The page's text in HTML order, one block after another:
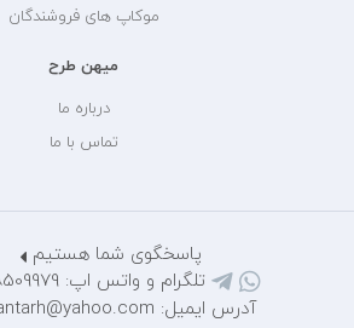
موکاپ های فروشندگان
میهن طرح
درباره ما
تماس با ما
پاسخگوی شما هستیم
تلگرام و واتس اپ: 09128509979
آدرس ایمیل: mihantarh@yahoo.com